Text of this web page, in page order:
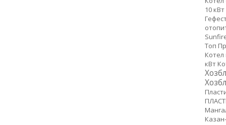
10 кВт
Топ
Котел
кВт